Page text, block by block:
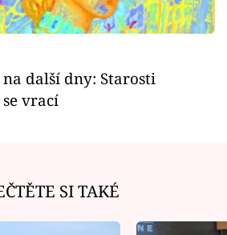
další dny: Starosti
vrací
SI TAKÉ